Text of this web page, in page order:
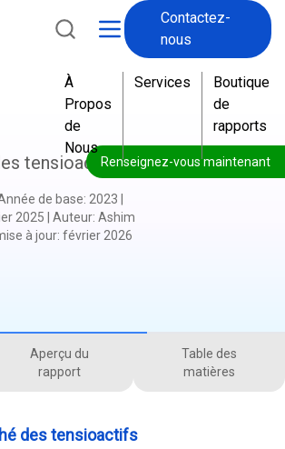
Contactez-
nous
À
Propos
de
Nous
Services
Boutique
de
rapports
Renseignez-vous maintenant
tensioactifs
de base: 2023
2025 Auteur: Ashim
à jour: février 2026
Aperçu du
rapport
Table des
matières
des tensioactifs